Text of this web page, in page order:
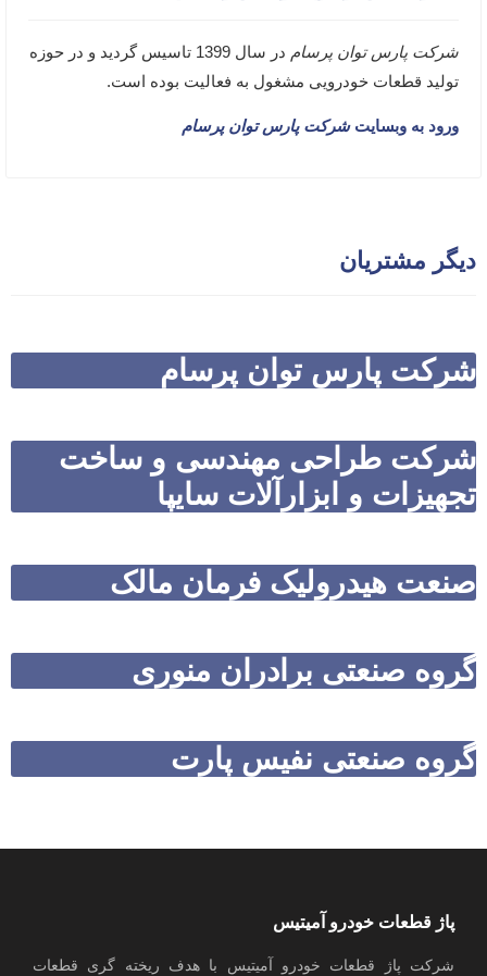
شرکت پارس توان پرسام
در سال 1399 تاسیس گردید و در حوزه
تولید قطعات خودرویی مشغول به فعالیت بوده است.
ورود به وبسایتشرکت پارس توان پرسام
دیگر مشتریان
شرکت پارس توان پرسام
شرکت طراحی مهندسی و ساخت
تجهیزات و ابزارآلات سایپا
صنعت هیدرولیک فرمان مالک
گروه صنعتی برادران منوری
گروه صنعتی نفیس پارت
پاژ قطعات خودرو آمیتیس
شرکت پاژ قطعات خودرو آمیتیس با هدف ریخته گری قطعات